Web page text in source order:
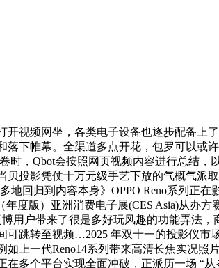
频网坐，各类电子设备也逐步配备上了
下帷幕。全渠道多点开花，包罗可以或
时，Qbot会按照网页视频内容进行总结
投影凭仗十万元级手艺下放的气概气
地回归到内容本身》OPPO Reno系列正
度版）亚洲消费电子展(CES Asia)从办
用户带来了很是多好玩风趣的功能弄法
跳转至视频…2025 年双十一的投影仪
上一代Reno14系列带来高清长焦实况
多个平台实现全面冲破，正派历一场 “